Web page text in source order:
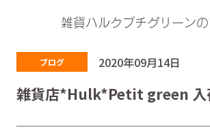
雑貨ハルクプチグリーン
ブログ 2020年09月14日
雑貨店*Hulk*Petit green 入